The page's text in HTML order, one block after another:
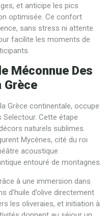
et anticipe les pics
optimisée. Ce confort
sans stress ni attente.
facilite les moments de
Méconnue Des
Grèce
Grèce continentale, occupe
Cette étape
naturels sublimes.
Mycènes, cité du roi
acoustique
entouré de montagnes.
à une immersion dans
d’huile d’olive directement
les oliveraies, et initiation à